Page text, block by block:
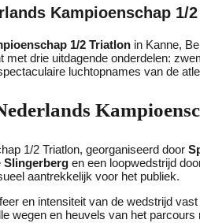
Kampioenschap 1/
1/2 Triatlon in Kanne,
met drie uitdagende onderdelen:
luchtopnames van de
1/2 Triatlon, georganiseerd door
Slingerberg en een loopwedstrijd
aantrekkelijk voor het publiek.
en intensiteit van de wedstrijd
wegen en heuvels van het parcours